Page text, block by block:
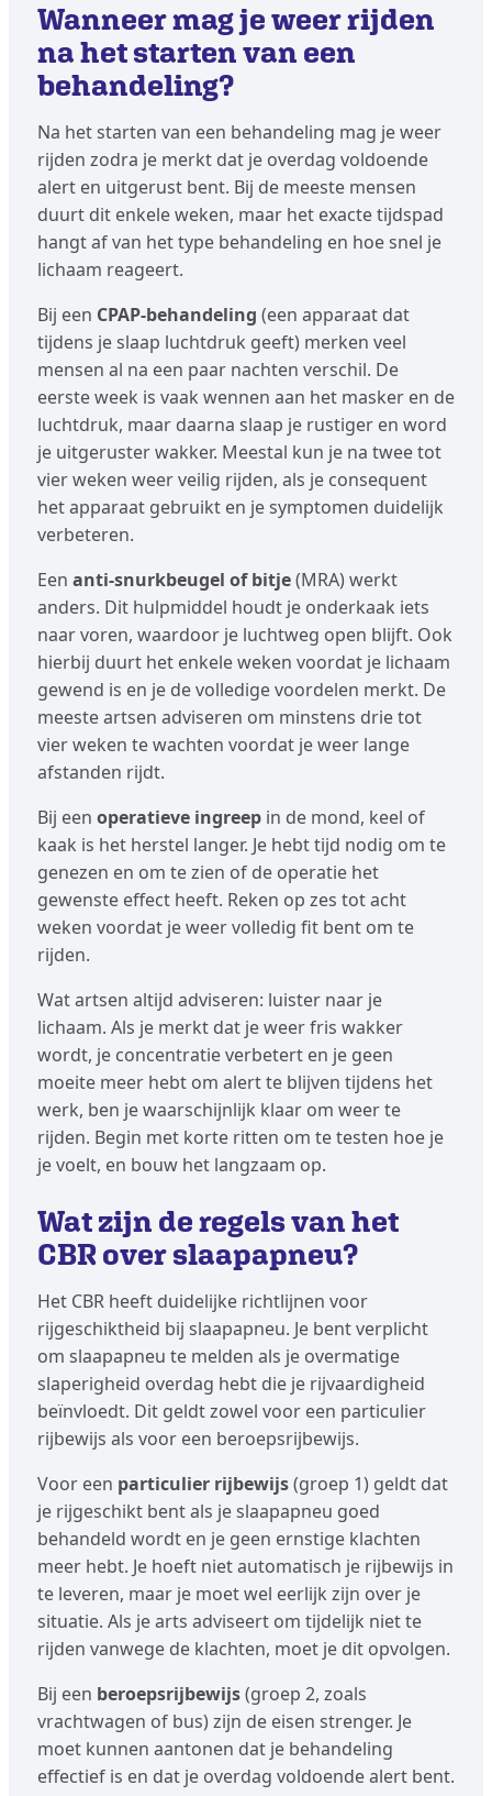
Wanneer mag je weer rijden
na het starten van een
behandeling?
Na het starten van een behandeling mag je weer
rijden zodra je merkt dat je overdag voldoende
alert en uitgerust bent. Bij de meeste mensen
duurt dit enkele weken, maar het exacte tijdspad
hangt af van het type behandeling en hoe snel je
lichaam reageert.
Bij een CPAP-behandeling (een apparaat dat
tijdens je slaap luchtdruk geeft) merken veel
mensen al na een paar nachten verschil. De
eerste week is vaak wennen aan het masker en de
luchtdruk, maar daarna slaap je rustiger en word
je uitgeruster wakker. Meestal kun je na twee tot
vier weken weer veilig rijden, als je consequent
het apparaat gebruikt en je symptomen duidelijk
verbeteren.
Een anti-snurkbeugel of bitje(MRA) werkt
anders. Dit hulpmiddel houdt je onderkaak iets
naar voren, waardoor je luchtweg open blijft. Ook
hierbij duurt het enkele weken voordat je lichaam
gewend is en je de volledige voordelen merkt. De
meeste artsen adviseren om minstens drie tot
vier weken te wachten voordat je weer lange
afstanden rijdt.
Bij een operatieve ingreepin de mond, keel of
kaak is het herstel langer. Je hebt tijd nodig om te
genezen en om te zien of de operatie het
gewenste effect heeft. Reken op zes tot acht
weken voordat je weer volledig fit bent om te
rijden.
Wat artsen altijd adviseren: luister naar je
lichaam. Als je merkt dat je weer fris wakker
wordt, je concentratie verbetert en je geen
moeite meer hebt om alert te blijven tijdens het
werk, ben je waarschijnlijk klaar om weer te
rijden. Begin met korte ritten om te testen hoe je
je voelt, en bouw het langzaam op.
Wat zijn de regels van het
CBR over slaapapneu?
Het CBR heeft duidelijke richtlijnen voor
rijgeschiktheid bij slaapapneu. Je bent verplicht
om slaapapneu te melden als je overmatige
slaperigheid overdag hebt die je rijvaardigheid
beïnvloedt. Dit geldt zowel voor een particulier
rijbewijs als voor een beroepsrijbewijs.
Voor een particulier rijbewijs(groep 1) geldt dat
je rijgeschikt bent als je slaapapneu goed
behandeld wordt en je geen ernstige klachten
meer hebt. Je hoeft niet automatisch je rijbewijs in
te leveren, maar je moet wel eerlijk zijn over je
situatie. Als je arts adviseert om tijdelijk niet te
rijden vanwege de klachten, moet je dit opvolgen.
Bij een beroepsrijbewijs(groep 2, zoals
vrachtwagen of bus) zijn de eisen strenger. Je
moet kunnen aantonen dat je behandeling
effectief is en dat je overdag voldoende alert bent.